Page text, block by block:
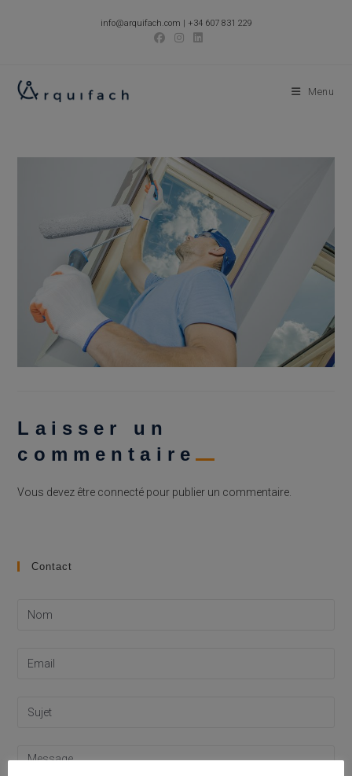
info@arquifach.com | +34 607 831 229
Menu
Laisser un
commentaire
Vous devez être connecté pour publier un commentaire.
Contact